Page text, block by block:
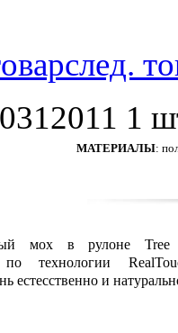
след.
1
МАТЕРИАЛЫ:
мох в рулоне Tree
по технологии
естесственно и